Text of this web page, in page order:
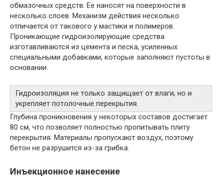
обмазочных средств. Ее наносят на поверхности в
несколько слоев. Механизм действия несколько
отличается от такового у мастики и полимеров.
Проникающие гидроизолирующие средства
изготавливаются из цемента и песка, усиленных
специальными добавками, которые заполняют пустоты в
основании.
Гидроизоляция не только защищает от влаги, но и
укрепляет потолочные перекрытия.
Глубина проникновения у некоторых составов достигает
80 см, что позволяет полностью пропитывать плиту
перекрытия. Материалы пропускают воздух, поэтому
бетон не разрушится из-за грибка.
Инъекционное нанесение